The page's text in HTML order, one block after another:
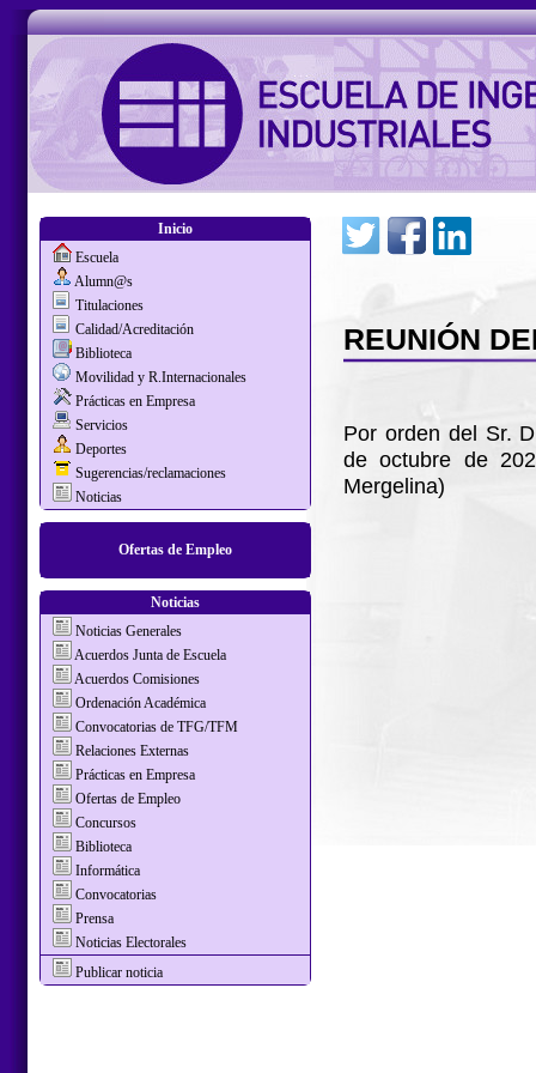
Inicio
Escuela
Alumn@s
Titulaciones
Calidad/Acreditación
Biblioteca
Movilidad y R.Internacionales
Prácticas en Empresa
Servicios
Deportes
Sugerencias/reclamaciones
Noticias
Ofertas de Empleo
Noticias
Noticias Generales
Acuerdos Junta de Escuela
Acuerdos Comisiones
Ordenación Académica
Convocatorias de TFG/TFM
Relaciones Externas
Prácticas en Empresa
Ofertas de Empleo
Concursos
Biblioteca
Informática
Convocatorias
Prensa
Noticias Electorales
Publicar noticia
REUNIÓN
Por orden del Sr.
de octubre de
Mergelina)